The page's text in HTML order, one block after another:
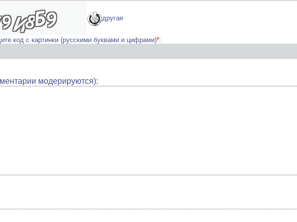
другая
код с картинки (русскими буквами и цифрами)*:
модерируются):